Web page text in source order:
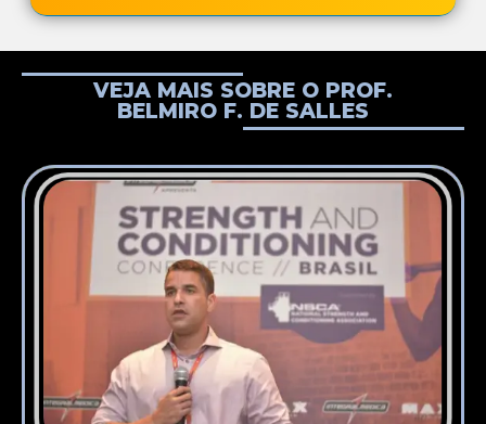
VEJA MAIS SOBRE O PROF.
BELMIRO F. DE SALLES